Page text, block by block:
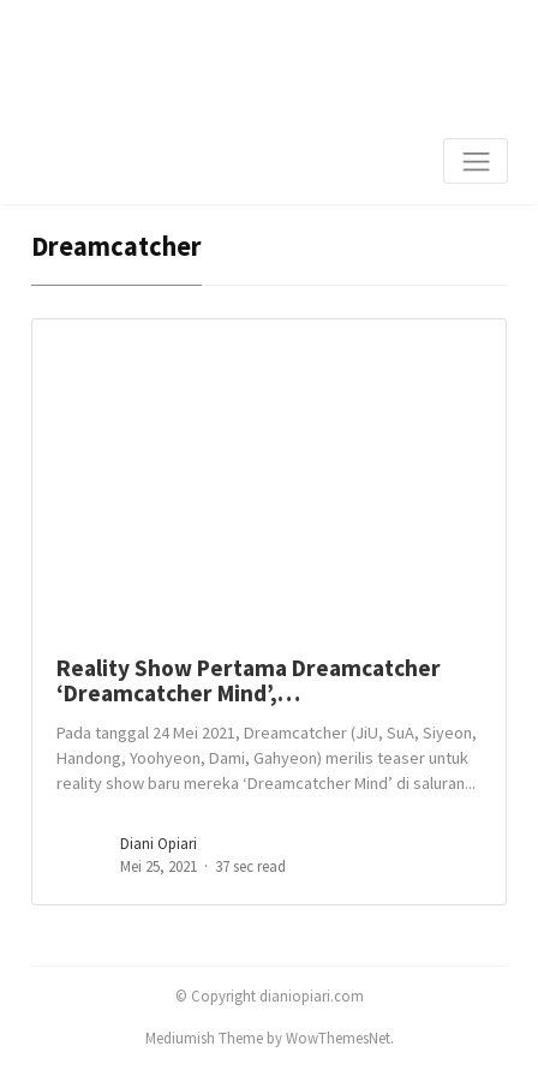
Dreamcatcher
Reality Show Pertama Dreamcatcher
‘Dreamcatcher Mind’,…
Pada tanggal 24 Mei 2021, Dreamcatcher (JiU, SuA, Siyeon,
Handong, Yoohyeon, Dami, Gahyeon) merilis teaser untuk
reality show baru mereka ‘Dreamcatcher Mind’ di saluran...
Diani Opiari
Mei 25, 2021
37 sec read
© Copyright dianiopiari.com
Mediumish Theme by WowThemesNet.